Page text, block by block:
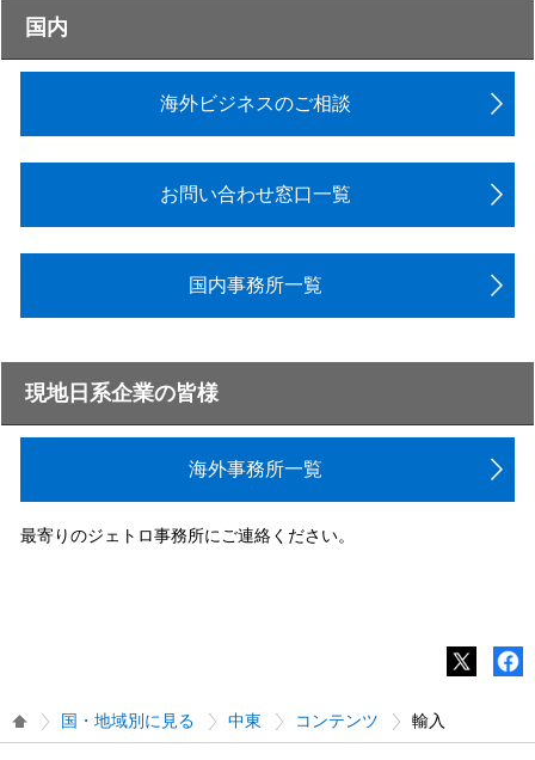
国内
海外ビジネスのご相談
お問い合わせ窓口一覧
国内事務所一覧
現地日系企業の皆様
海外事務所一覧
最寄りのジェトロ事務所にご連絡ください。
国・地域別に見る 中東 コンテンツ 輸入